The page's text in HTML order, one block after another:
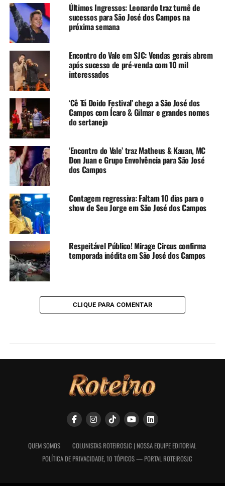
Últimos Ingressos: Leonardo traz turnê de
sucessos para São José dos Campos na
próxima semana
Encontro do Vale em SJC: Vendas gerais abrem
após sucesso de pré-venda com 10 mil
interessados
‘Cê Tá Doido Festival’ chega a São José dos
Campos com Ícaro & Gilmar e grandes nomes
do sertanejo
‘Encontro do Vale’ traz Matheus & Kauan, MC
Don Juan e Grupo Envolvência para São José
dos Campos
Contagem regressiva: Faltam 10 dias para o
show de Seu Jorge em São José dos Campos
Respeitável Público! Mirage Circus confirma
temporada inédita em São José dos Campos
CLIQUE PARA COMENTAR
QUEM SOMOS
COLUNISTAS ROTEIROSJC | NOSSA EQUIPE EDITORIAL
POLÍTICA DE PRIVACIDADE, 10 TÓPICOS — PORTAL ROTEIROSJC